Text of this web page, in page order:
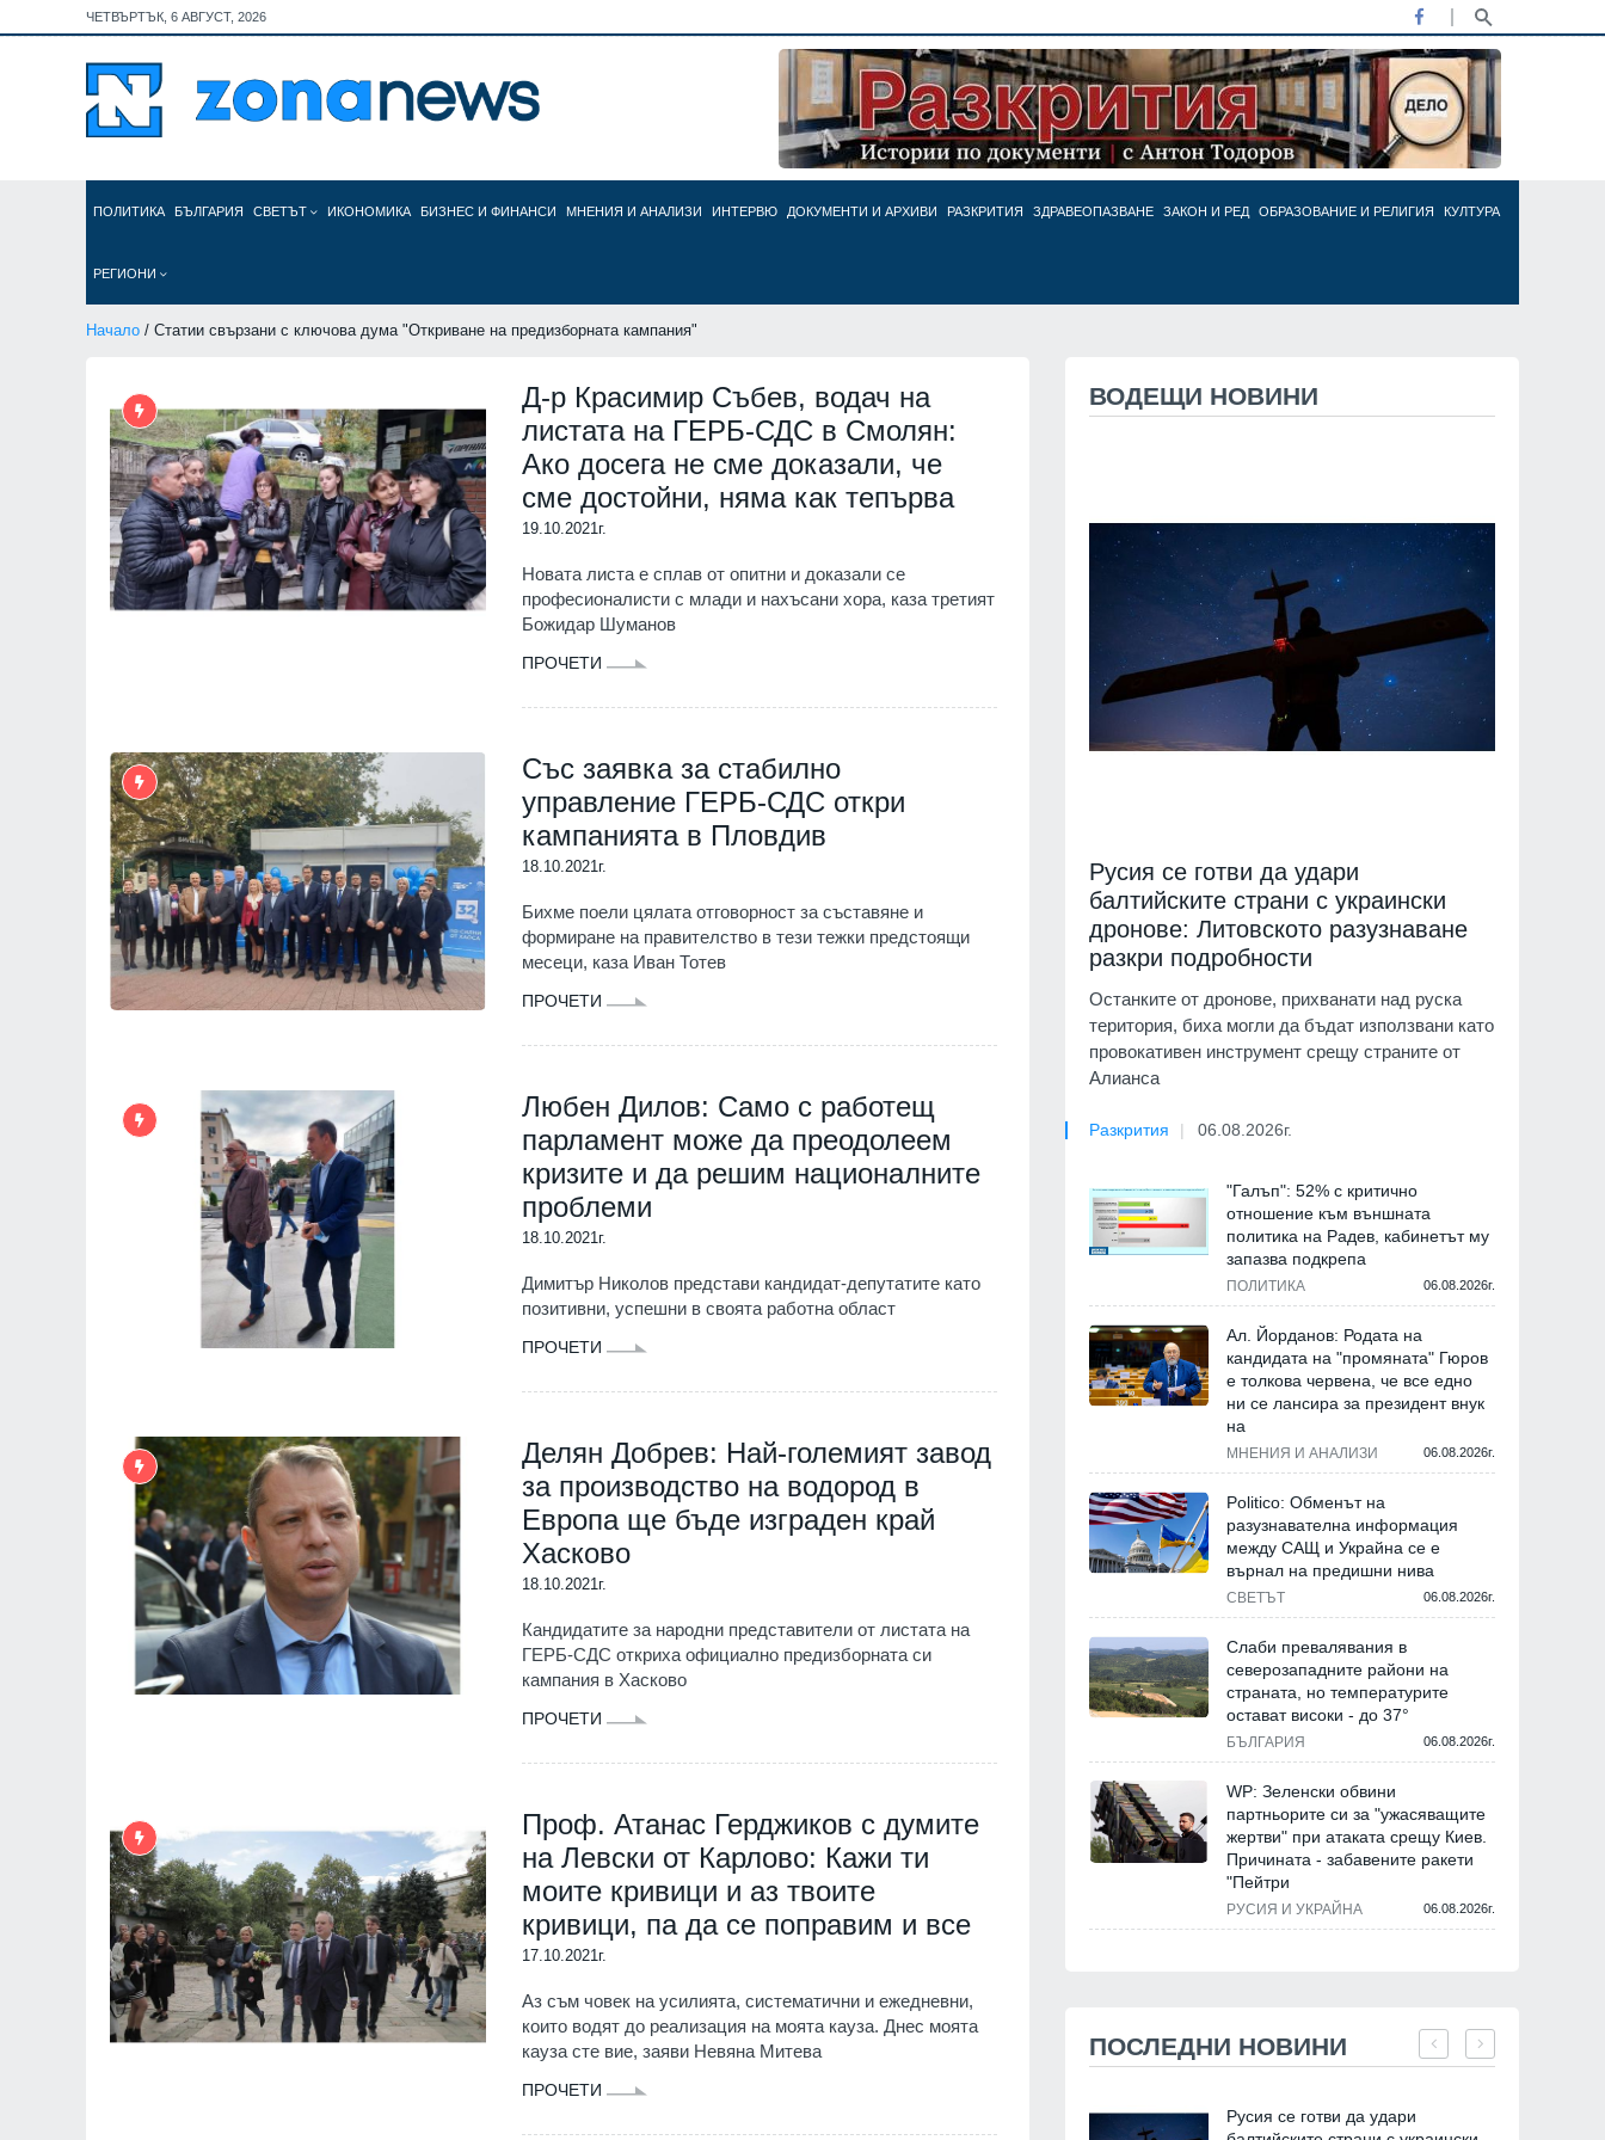
ЧЕТВЪРТЪК, 6 АВГУСТ, 2026
ПОЛИТИКА БЪЛГАРИЯ СВЕТЪТ ИКОНОМИКА БИЗНЕС И ФИНАНСИ МНЕНИЯ И АНАЛИЗИ ИНТЕРВЮ ДОКУМЕНТИ И АРХИВИ РАЗКРИТИЯ ЗДРАВЕОПАЗВАНЕ ЗАКОН И РЕД ОБРАЗОВАНИЕ И РЕЛИГИЯ КУЛТУРА
РЕГИОНИ
Начало / Статии свързани с ключова дума "Откриване на предизборната кампания"
Д-р Красимир Събев, водач на
листата на ГЕРБ-СДС в Смолян:
Ако досега не сме доказали, че
сме достойни, няма как тепърва
19.10.2021г.
Новата листа е сплав от опитни и доказали се
професионалисти с млади и нахъсани хора, каза третият
Божидар Шуманов
ПРОЧЕТИ
Със заявка за стабилно
управление ГЕРБ-СДС откри
кампанията в Пловдив
18.10.2021г.
Бихме поели цялата отговорност за съставяне и
формиране на правителство в тези тежки предстоящи
месеци, каза Иван Тотев
ПРОЧЕТИ
Любен Дилов: Само с работещ
парламент може да преодолеем
кризите и да решим националните
проблеми
18.10.2021г.
Димитър Николов представи кандидат-депутатите като
позитивни, успешни в своята работна област
ПРОЧЕТИ
Делян Добрев: Най-големият завод
за производство на водород в
Европа ще бъде изграден край
Хасково
18.10.2021г.
Кандидатите за народни представители от листата на
ГЕРБ-СДС откриха официално предизборната си
кампания в Хасково
ПРОЧЕТИ
Проф. Атанас Герджиков с думите
на Левски от Карлово: Кажи ти
моите кривици и аз твоите
кривици, па да се поправим и все
17.10.2021г.
Аз съм човек на усилията, систематични и ежедневни,
които водят до реализация на моята кауза. Днес моята
кауза сте вие, заяви Невяна Митева
ПРОЧЕТИ
ВОДЕЩИ НОВИНИ
Русия се готви да удари
балтийските страни с украински
дронове: Литовското разузнаване
разкри подробности
Останките от дронове, прихванати над руска
територия, биха могли да бъдат използвани като
провокативен инструмент срещу страните от
Алианса
Разкрития 06.08.2026г.
"Галъп": 52% с критично
отношение към външната
политика на Радев, кабинетът му
запазва подкрепа
ПОЛИТИКА 06.08.2026г.
Ал. Йорданов: Родата на
кандидата на "промяната" Гюров
е толкова червена, че все едно
ни се лансира за президент внук
на
МНЕНИЯ И АНАЛИЗИ 06.08.2026г.
Politico: Обменът на
разузнавателна информация
между САЩ и Украйна се е
върнал на предишни нива
СВЕТЪТ 06.08.2026г.
Слаби превалявания в
северозападните райони на
страната, но температурите
остават високи - до 37°
БЪЛГАРИЯ 06.08.2026г.
WP: Зеленски обвини
партньорите си за "ужасяващите
жертви" при атаката срещу Киев.
Причината - забавените ракети
"Пейтри
РУСИЯ И УКРАЙНА 06.08.2026г.
ПОСЛЕДНИ НОВИНИ
Русия се готви да удари